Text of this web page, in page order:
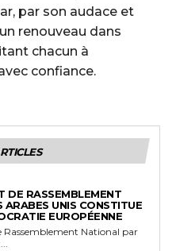
par son audace et
renouveau dans
chacun à
confiance.
DE RASSEMBLEMENT
ARABES UNIS CONSTITUE
EUROPÉENNE
Rassemblement National par